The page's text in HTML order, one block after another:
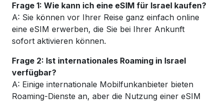
Frage 1: Wie kann ich eine eSIM für Israel kaufen?
A: Sie können vor Ihrer Reise ganz einfach online
eine eSIM erwerben, die Sie bei Ihrer Ankunft
sofort aktivieren können.
Frage 2: Ist internationales Roaming in Israel
verfügbar?
A: Einige internationale Mobilfunkanbieter bieten
Roaming-Dienste an, aber die Nutzung einer eSIM